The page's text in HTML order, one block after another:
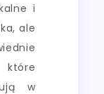
i
ale
w